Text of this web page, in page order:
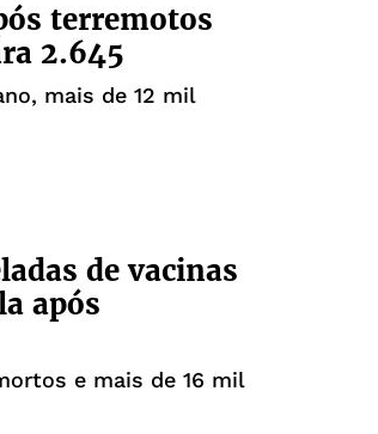
terremotos
2.645
mais de 12 mil
de vacinas
após
e mais de 16 mil